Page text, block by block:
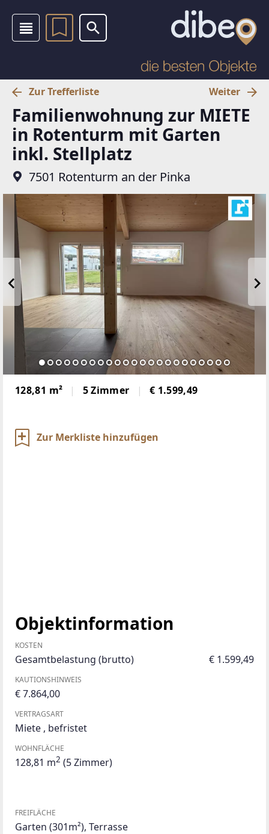
Zur Trefferliste Weiter
Familienwohnung zur MIETE
in Rotenturm mit Garten
inkl. Stellplatz
7501 Rotenturm an der Pinka
128,81 m² 5 Zimmer € 1.599,49
Zur Merkliste hinzufügen
Objektinformation
KOSTEN
Gesamtbelastung (brutto) € 1.599,49
KAUTIONSHINWEIS
€ 7.864,00
VERTRAGSART
Miete , befristet
WOHNFLÄCHE
128,81 m2 (5 Zimmer)
FREIFLÄCHE
Garten (301m²), Terrasse